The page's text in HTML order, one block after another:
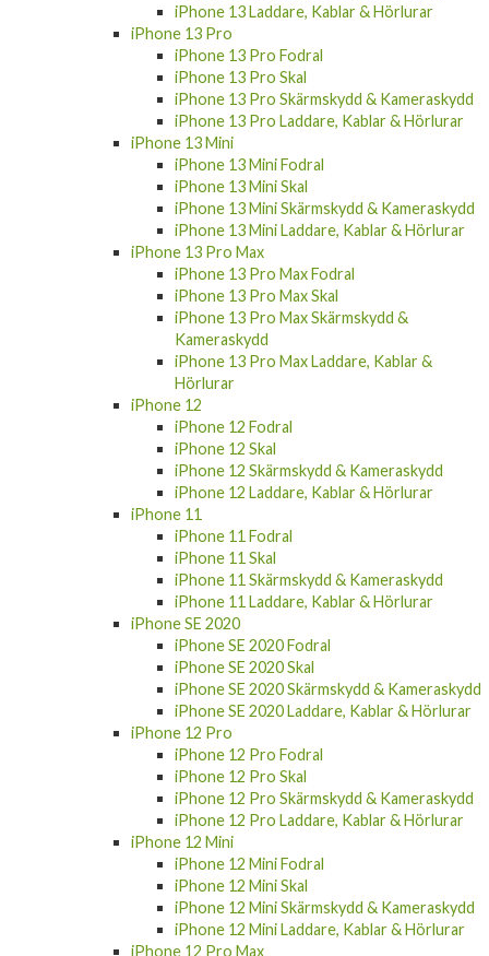
iPhone 13 Laddare, Kablar & Hörlurar
iPhone 13 Pro
iPhone 13 Pro Fodral
iPhone 13 Pro Skal
iPhone 13 Pro Skärmskydd & Kameraskydd
iPhone 13 Pro Laddare, Kablar & Hörlurar
iPhone 13 Mini
iPhone 13 Mini Fodral
iPhone 13 Mini Skal
iPhone 13 Mini Skärmskydd & Kameraskydd
iPhone 13 Mini Laddare, Kablar & Hörlurar
iPhone 13 Pro Max
iPhone 13 Pro Max Fodral
iPhone 13 Pro Max Skal
iPhone 13 Pro Max Skärmskydd &
Kameraskydd
iPhone 13 Pro Max Laddare, Kablar &
Hörlurar
iPhone 12
iPhone 12 Fodral
iPhone 12 Skal
iPhone 12 Skärmskydd & Kameraskydd
iPhone 12 Laddare, Kablar & Hörlurar
iPhone 11
iPhone 11 Fodral
iPhone 11 Skal
iPhone 11 Skärmskydd & Kameraskydd
iPhone 11 Laddare, Kablar & Hörlurar
iPhone SE 2020
iPhone SE 2020 Fodral
iPhone SE 2020 Skal
iPhone SE 2020 Skärmskydd & Kameraskydd
iPhone SE 2020 Laddare, Kablar & Hörlurar
iPhone 12 Pro
iPhone 12 Pro Fodral
iPhone 12 Pro Skal
iPhone 12 Pro Skärmskydd & Kameraskydd
iPhone 12 Pro Laddare, Kablar & Hörlurar
iPhone 12 Mini
iPhone 12 Mini Fodral
iPhone 12 Mini Skal
iPhone 12 Mini Skärmskydd & Kameraskydd
iPhone 12 Mini Laddare, Kablar & Hörlurar
iPhone 12 Pro Max